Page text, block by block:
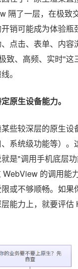
隔了一层，在极致
销可能成为体验瓶
点击、表单、内容
致、高频、实时"这
。
原生设备能力。
些较深层的原生设
系统级功能等）。
是"调用手机底层
的调用能
或不够顺畅。如果
能力上，就要评估